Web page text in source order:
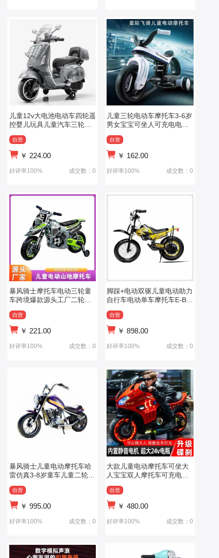
儿童12v大电池电动车四轮遥
控婴儿玩具儿童汽车三轮摩
自营
￥ 224.00
好评率100% 成交数：0
儿童三轮电动车摩托车3-6岁
男女宝宝可坐人可充电电瓶
自营
￥ 162.00
好评率100% 成交数：0
暴风骑士摩托车电动三轮童
车跨境爆款源头工厂二轮摩
自营
￥ 221.00
好评率100% 成交数：0
脚踩+电动双驱儿童电动助力
自行车电动单车摩托车E-BIK
自营
￥898.00
好评率100% 成交数：0
暴风骑士儿童电动摩托车哈
雷仿真3-8岁童车儿童二轮摩
自营
￥ 995.00
好评率100% 成交数：0
大款儿童电动摩托车可坐大
人宝宝双人摩托车可充电玩
自营
￥480.00
好评率100% 成交数：0